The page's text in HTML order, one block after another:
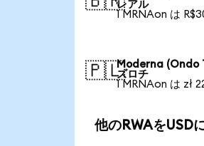
レアル
1 MRNAon は
🇵🇱Moderna (Ondo
ズロチ
1 MRNAon は zł
他のRWAをUSD